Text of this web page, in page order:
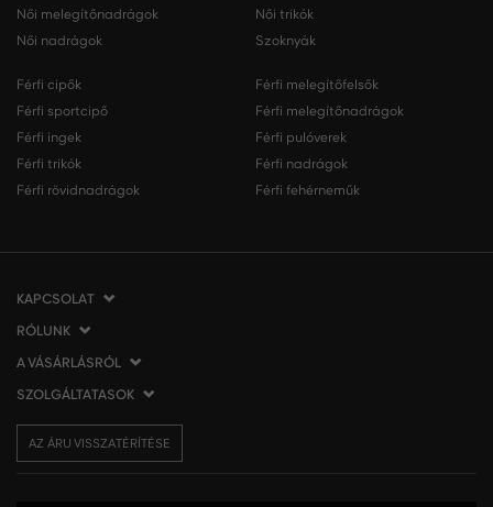
Női melegítőnadrágok
Női nadrágok
Női trikók
Szoknyák
Férfi cipők
Férfi sportcipő
Férfi ingek
Férfi trikók
Férfi rövidnadrágok
Férfi melegítőfelsők
Férfi melegítőnadrágok
Férfi pulóverek
Férfi nadrágok
Férfi fehérneműk
KAPCSOLAT
VERMONT Services Slovakia s. r. o.
Vlčie hrdlo 53
821 07 Bratislava
tel.: 06 1 901 1901
info@eshopgant.hu
RÓLUNK
Cégünkről
Elérhetőség
Affiliate
A VÁSÁRLÁSRÓL
A vásárlás menete
Általános szerződési feltételek
Az áru visszatérítése/visszáru
SZOLGÁLTATASOK
Szállítás és fizetés
Ajándékutalványok
AZ ÁRU VISSZATÉRÍTÉSE